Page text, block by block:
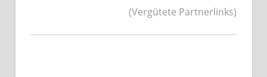
(Vergütete Partnerlinks)